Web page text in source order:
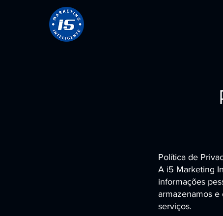
Política de
A i5 Marketing
informações
armazenamos e
serviços.